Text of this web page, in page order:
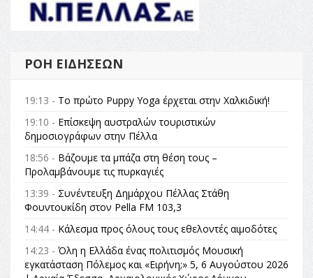
ΡΟΉ ΕΙΔΉΣΕΩΝ
19:13 - Το πρώτο Puppy Yoga έρχεται στην Χαλκιδική!
19:10 - Επίσκεψη αυστραλών τουριστικών
δημοσιογράφων στην Πέλλα
18:56 - Βάζουμε τα μπάζα στη θέση τους –
Προλαμβάνουμε τις πυρκαγιές
13:39 - Συνέντευξη Δημάρχου Πέλλας Στάθη
Φουντουκίδη στον Pella FM 103,3
14:44 - Κάλεσμα προς όλους τους εθελοντές αιμοδότες
14:23 - Όλη η Ελλάδα ένας πολιτισμός Μουσική
εγκατάσταση Πόλεμος και «Ειρήνη;» 5, 6 Αυγούστου 2026